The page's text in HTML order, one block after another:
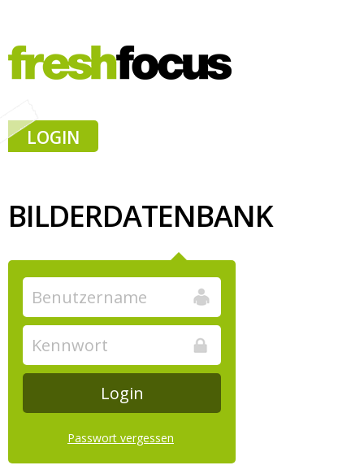
LOGIN
BILDERDATENBANK
Passwort vergessen